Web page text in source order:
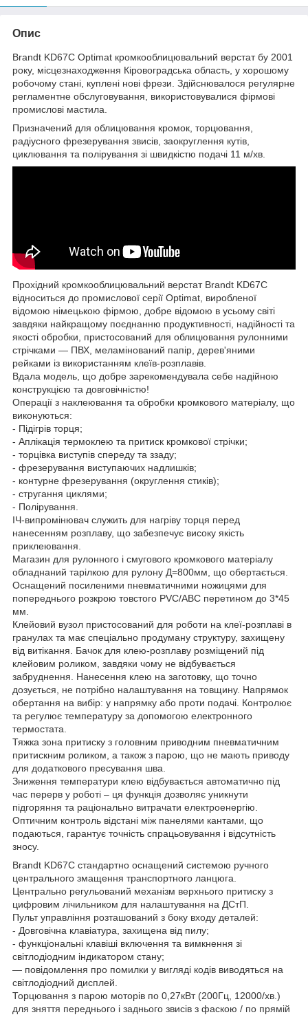
Опис
Brandt KD67C Optimat кромкооблицювальний верстат бу 2001
року, місцезнаходження Кіровоградська область, у хорошому
робочому стані, куплені нові фрези. Здійснювалося регулярне
регламентне обслуговування, використовувалися фірмові
промислові мастила.
Призначений для облицювання кромок, торцювання,
радіусного фрезерування звисів, заокруглення кутів,
циклювання та полірування зі швидкістю подачі 11 м/хв.
Прохідний кромкооблицювальний верстат Brandt KD67C
відноситься до промислової серії Optimat, виробленої
відомою німецькою фірмою, добре відомою в усьому світі
завдяки найкращому поєднанню продуктивності, надійності та
якості обробки, пристосований для облицювання рулонними
стрічками ― ПВХ, меламінований папір, дерев'яними
рейками із використанням клеїв-розплавів.
Вдала модель, що добре зарекомендувала себе надійною
конструкцією та довговічністю!
Операції з наклеювання та обробки кромкового матеріалу, що
виконуються:
- Підігрів торця;
- Аплікація термоклею та притиск кромкової стрічки;
- торцівка виступів спереду та ззаду;
- фрезерування виступаючих надлишків;
- контурне фрезерування (округлення стиків);
- стругання циклями;
- Полірування.
ІЧ-випромінювач служить для нагріву торця перед
нанесенням розплаву, що забезпечує високу якість
приклеювання.
Магазин для рулонного і смугового кромкового матеріалу
обладнаний тарілкою для рулону Д=800мм, що обертається.
Оснащений посиленими пневматичними ножицями для
попереднього розкрою товстого PVC/ABC перетином до 3*45
мм.
Клейовий вузол пристосований для роботи на клеї-розплаві в
гранулах та має спеціально продуману структуру, захищену
від витікання. Бачок для клею-розплаву розміщений під
клейовим роликом, завдяки чому не відбувається
забруднення. Нанесення клею на заготовку, що точно
дозується, не потрібно налаштування на товщину. Напрямок
обертання на вибір: у напрямку або проти подачі. Контролює
та регулює температуру за допомогою електронного
термостата.
Тяжка зона притиску з головним приводним пневматичним
притискним роликом, а також з парою, що не мають приводу
для додаткового пресування шва.
Зниження температури клею відбувається автоматично під
час перерв у роботі – ця функція дозволяє уникнути
підгоряння та раціонально витрачати електроенергію.
Оптичним контроль відстані між панелями кантами, що
подаються, гарантує точність спрацьовування і відсутність
зносу.
Brandt KD67C стандартно оснащений системою ручного
центрального змащення транспортного ланцюга.
Центрально регульований механізм верхнього притиску з
цифровим лічильником для налаштування на ДСтП.
Пульт управління розташований з боку входу деталей:
- Довговічна клавіатура, захищена від пилу;
- функціональні клавіші включення та вимкнення зі
світлодіодним індикатором стану;
— повідомлення про помилки у вигляді кодів виводяться на
світлодіодний дисплей.
Торцювання з парою моторів по 0,27кВт (200Гц, 12000/хв.)
для зняття переднього і заднього звисів з фаскою / по прямій